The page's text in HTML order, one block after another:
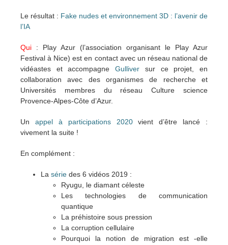
Le résultat : Fake nudes et environnement 3D : l’avenir de
l’IA
Qui : Play Azur (l’association organisant le Play Azur
Festival à Nice) est en contact avec un réseau national de
vidéastes et accompagneGulliver sur ce projet, en
collaboration avec des organismes de recherche et
Universités membres du réseau Culture science
Provence-Alpes-Côte d’Azur.
Un appel à participations 2020vient d’être lancé :
vivement la suite !
En complément :
La série des 6 vidéos 2019 :
Ryugu, le diamant céleste
Les technologies de communication
quantique
La préhistoire sous pression
La corruption cellulaire
Pourquoi la notion de migration est -elle